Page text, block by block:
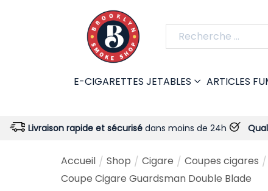
E-CIGARETTES JETABLES ARTICLES
rapide et sécurisédans moins de 24h Qualité garantie
Accueil / Shop / Cigare / Coupes cigares /
Coupe Cigare Guardsman Double Blade